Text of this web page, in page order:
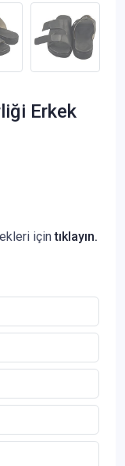
Erkek
içintıklayın.